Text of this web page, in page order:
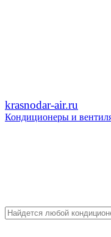
krasnodar-air.ru
Кондиционеры и